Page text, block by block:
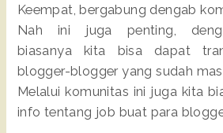
Keempat, bergabung dengab
Nah ini juga penting,
biasanya kita bisa dapat
blogger-blogger yang sudah
Melalui komunitas ini juga kita
info tentang job buat para